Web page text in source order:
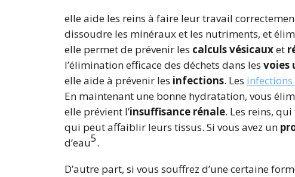
elle aide les reins à faire leur travail
dissoudre les minéraux et les nutriments, et
elle permet de prévenir les calculs vésicauxet
l’élimination efficace des déchets dans les voies
elle aide à prévenir les infections. Les
En maintenant une bonne hydratation, vous
elle prévient l’insuffisance rénale. Les reins,
qui peut affaiblir leurs tissus. Si vous avez un
d’eau5.
D’autre part, si vous souffrez d’une certaine